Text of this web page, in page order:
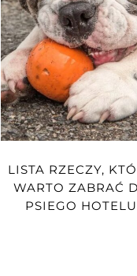
LISTA RZECZY,
WARTO ZABRAĆ
PSIEGO HOTELU